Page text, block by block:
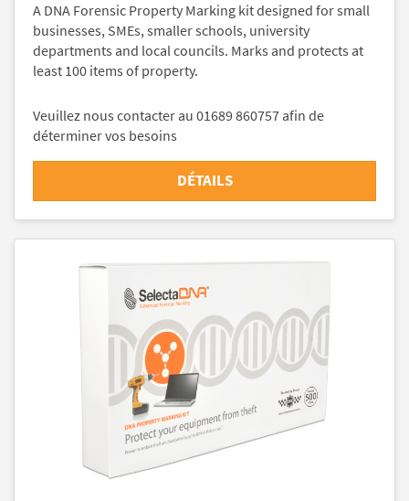
A DNA Forensic Property Marking kit designed for small
businesses, SMEs, smaller schools, university
departments and local councils. Marks and protects at
least 100 items of property.
Veuillez nous contacter au 01689 860757 afin de
déterminer vos besoins
DÉTAILS